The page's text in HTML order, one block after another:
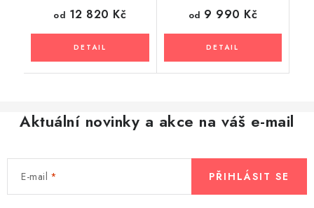
od 12 820 Kč od 9 990 Kč
Aktuální novinky a akce na váš e-mail
E-mail PŘIHLÁSIT SE